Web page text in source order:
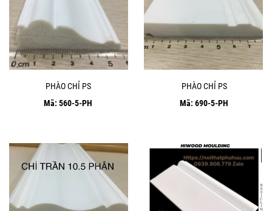
PHÀO CHỈ PS
Mã: 560-5-PH
PHÀO CHỈ PS
Mã: 690-5-PH